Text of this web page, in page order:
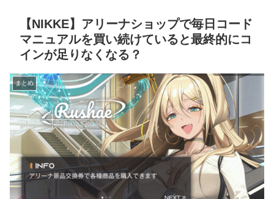
【NIKKE】アリーナショップで毎日コード
マニュアルを買い続けていると最終的にコ
インが足りなくなる？
まとめ